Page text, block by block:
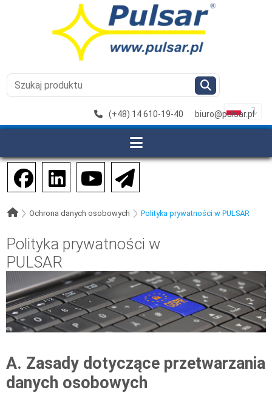
(+48) 14 610-19-40 biuro@pulsar.pl
Ochrona danych osobowych Polityka prywatności w PULSAR
Polityka prywatności w
PULSAR
A. Zasady dotyczące przetwarzania
danych osobowych